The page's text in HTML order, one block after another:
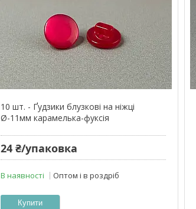
10 шт. - Ґудзики блузкові на ніжці
Ø-11мм карамелька-фуксія
24 ₴/упаковка
В наявності Оптом і в роздріб
Купити